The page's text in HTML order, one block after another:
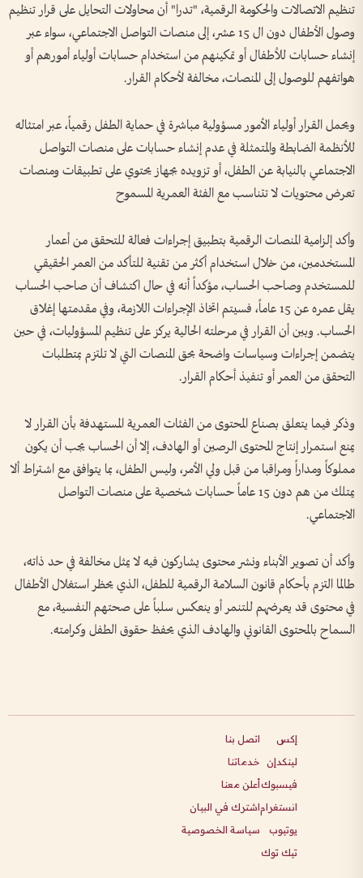
تنظيم الاتصالات والحكومة الرقمية، "تدرا" أن محاولات التحايل على قرار تنظيم
وصول الأطفال دون ال 15 عشر، إلى منصات التواصل الاجتماعي، سواء عبر
إنشاء حسابات للأطفال أو تمكينهم من استخدام حسابات أولياء أمورهم أو
هواتفهم للوصول إلى المنصات، مخالفة لأحكام القرار.
ويحمل القرار أولياء الأمور مسؤولية مباشرة في حماية الطفل رقمياً، عبر امتثاله
للأنظمة الضابطة والمتمثلة في عدم إنشاء حسابات على منصات التواصل
الاجتماعي بالنيابة عن الطفل، أو تزويده بجهاز يحتوي على تطبيقات ومنصات
تعرض محتويات لا تتناسب مع الفئة العمرية المسموح
وأكد إلزامية المنصات الرقمية بتطبيق إجراءات فعالة للتحقق من أعمار
المستخدمين، من خلال استخدام أكثر من تقنية للتأكد من العمر الحقيقي
للمستخدم وصاحب الحساب، مؤكداً أنه في حال اكتشاف أن صاحب الحساب
يقل عمره عن 15 عاماً، فسيتم اتخاذ الإجراءات اللازمة، وفي مقدمتها إغلاق
الحساب. وبين أن القرار في مرحلته الحالية يركز على تنظيم المسؤوليات، في حين
يتضمن إجراءات وسياسات واضحة بحق المنصات التي لا تلتزم بمتطلبات
التحقق من العمر أو تنفيذ أحكام القرار.
وذكر فيما يتعلق بصناع المحتوى من الفئات العمرية المستهدفة بأن القرار لا
يمنع استمرار إنتاج المحتوى الرصين أو الهادف، إلا أن الحساب يجب أن يكون
مملوكاً ومداراً ومراقبا من قبل ولي الأمر، وليس الطفل، بما يتوافق مع اشتراط ألا
يمتلك من هم دون 15 عاماً حسابات شخصية على منصات التواصل
الاجتماعي.
وأكد أن تصوير الأبناء ونشر محتوى يشاركون فيه لا يمثل مخالفة في حد ذاته،
طالما التزم بأحكام قانون السلامة الرقمية للطفل، الذي يحظر استغلال الأطفال
في محتوى قد يعرضهم للتنمر أو ينعكس سلباً على صحتهم النفسية، مع
السماح بالمحتوى القانوني والهادف الذي يحفظ حقوق الطفل وكرامته.
إكس
لينكدإن
فيسبوك
انستغرام
يوتيوب
تيك توك
اتصل بنا
خدماتنا
أعلن معنا
اشترك في البيان
سياسة الخصوصية